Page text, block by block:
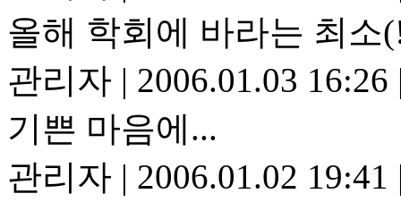
올해 학회에 바라는 최소
관리자 | 2006.01.03 16:26
기쁜 마음에...
관리자 | 2006.01.02 19:41